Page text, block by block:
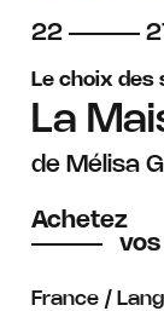
du
22
Le choix
La
de Mélisa
Achetez
vos
France /